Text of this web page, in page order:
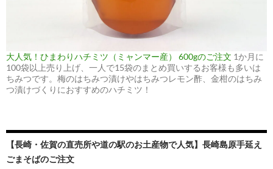
大人気！ひまわりハチミツ（ミャンマー産） 600gのご注文 1か月に
100袋以上売り上げ、一人で15袋のまとめ買いするお客様も多いは
ちみつです。梅のはちみつ漬けやはちみつレモン酢、金柑のはちみ
つ漬けづくりにおすすめのハチミツ！
【長崎・佐賀の直売所や道の駅のお土産物で人気】長崎島原手延え
ごまそばのご注文